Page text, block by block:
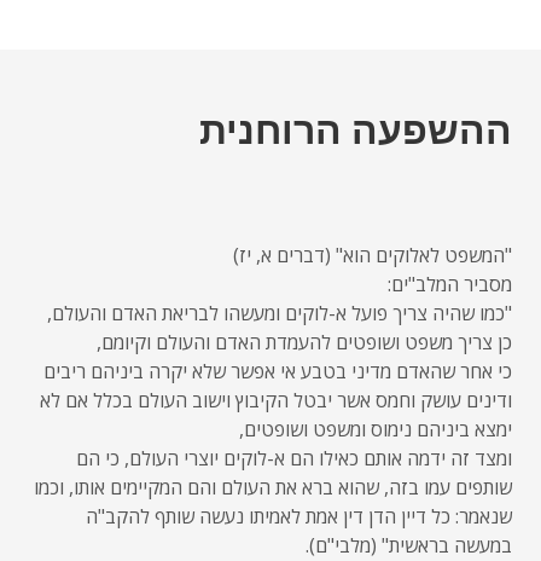
ההשפעה הרוחנית
"המשפט לאלוקים הוא" (דברים א, יז)
מסביר המלב"ים:
"כמו שהיה צריך פועל א-לוקים ומעשהו לבריאת האדם והעולם,
כן צריך משפט ושופטים להעמדת האדם והעולם וקיומם,
כי אחר שהאדם מדיני בטבע אי אפשר שלא יקרה ביניהם ריבים
ודינים עושק וחמס אשר יבטל הקיבוץ וישוב העולם בכלל אם לא
ימצא ביניהם נימוס ומשפט ושופטים,
ומצד זה ידמה אותם כאילו הם א-לוקים יוצרי העולם, כי הם
שותפים עמו בזה, שהוא ברא את העולם והם המקיימים אותו, וכמו
שנאמר: כל דיין הדן דין אמת לאמיתו נעשה שותף להקב"ה
במעשה בראשית" (מלבי"ם).